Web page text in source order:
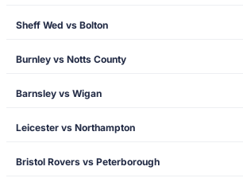
Sheff Wed vs Bolton
Burnley vs Notts County
Barnsley vs Wigan
Leicester vs Northampton
Bristol Rovers vs Peterborough